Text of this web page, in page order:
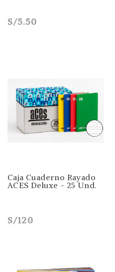
S/5.50
Caja Cuaderno Rayado
ACES Deluxe - 25 Und.
S/120